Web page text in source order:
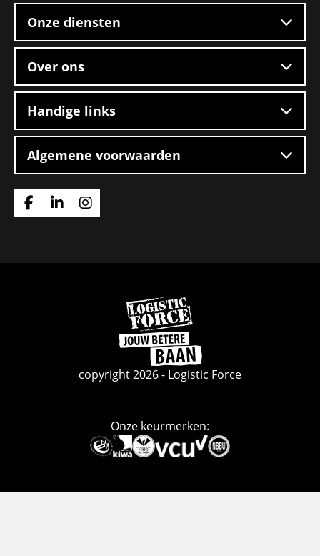
Boxtel
Onze diensten
Over ons
Handige links
Algemene voorwaarden
Ga
Ga
Ga
Ga
naar
de
homepage
copyright 2026 - Logistic Force
Onze keurmerken:
Deze
link
naar